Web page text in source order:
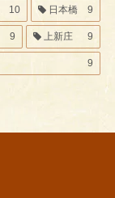
10 日本橋 9
9 上新庄 9
9